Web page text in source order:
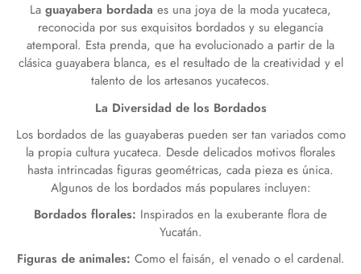
La guayabera bordada es una joya de la moda yucateca,
reconocida por sus exquisitos bordados y su elegancia
atemporal. Esta prenda, que ha evolucionado a partir de la
clásica guayabera blanca, es el resultado de la creatividad y el
talento de los artesanos yucatecos.
La Diversidad de los Bordados
Los bordados de las guayaberas pueden ser tan variados como
la propia cultura yucateca. Desde delicados motivos florales
hasta intrincadas figuras geométricas, cada pieza es única.
Algunos de los bordados más populares incluyen:
Bordados florales: Inspirados en la exuberante flora de
Yucatán.
Figuras de animales: Como el faisán, el venado o el cardenal.